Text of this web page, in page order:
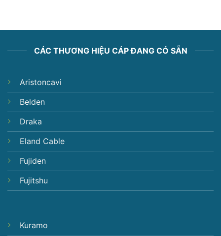
CÁC THƯƠNG HIỆU CÁP ĐANG CÓ SẴN
Aristoncavi
Belden
Draka
Eland Cable
Fujiden
Fujitshu
Kuramo